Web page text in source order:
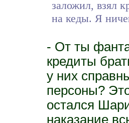
заложил, взял
на кеды. Я
- От ты
кредиты
у них
персоны?
остался
наказание